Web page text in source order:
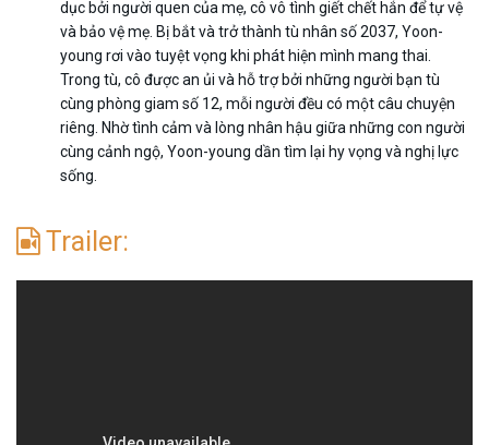
dục bởi người quen của mẹ, cô vô tình giết chết hắn để tự vệ
và bảo vệ mẹ. Bị bắt và trở thành tù nhân số 2037, Yoon-
young rơi vào tuyệt vọng khi phát hiện mình mang thai.
Trong tù, cô được an ủi và hỗ trợ bởi những người bạn tù
cùng phòng giam số 12, mỗi người đều có một câu chuyện
riêng. Nhờ tình cảm và lòng nhân hậu giữa những con người
cùng cảnh ngộ, Yoon-young dần tìm lại hy vọng và nghị lực
sống.
Trailer: